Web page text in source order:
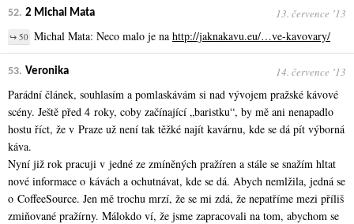
52. 2 Michal Mata 13. července ʼ13
↪ 50 Michal Mata: Neco malo je na http://jaknakavu.eu/…ve-kavovary/
53. Veronika 14. července ʼ13
Parádní článek, souhlasím a pomlaskávám si nad vývojem pražské kávové
scény. Ještě před 4 roky, coby začínající „baristku“, by mě ani nenapadlo
hostu říct, že v Praze už není tak těžké najít kavárnu, kde se dá pít výborná
káva.
Nyní již rok pracuji v jedné ze zmíněných pražíren a stále se snažím hltat
nové informace o kávách a ochutnávat, kde se dá. Abych nemlžila, jedná se
o CoffeeSource. Jen mě trochu mrzí, že se mi zdá, že nepatříme mezi příliš
zmiňované pražírny. Málokdo ví, že jsme zapracovali na tom, abychom se